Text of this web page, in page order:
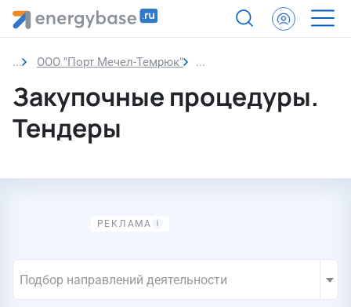
ООО "Порт Мечел-Темрюк" Закупки компании
Закупочные процедуры.
Тендеры
Подбор направлений деятельности